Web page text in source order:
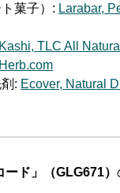
菓子）: Larabar,
Kashi, TLC All
: Ecover, Natural
ド」（GLG671）